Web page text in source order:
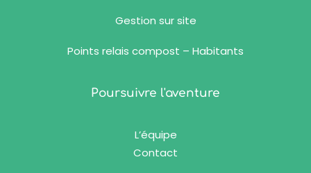
Gestion sur site
Points relais compost – Habitants
Poursuivre l'aventure
L’équipe
Contact